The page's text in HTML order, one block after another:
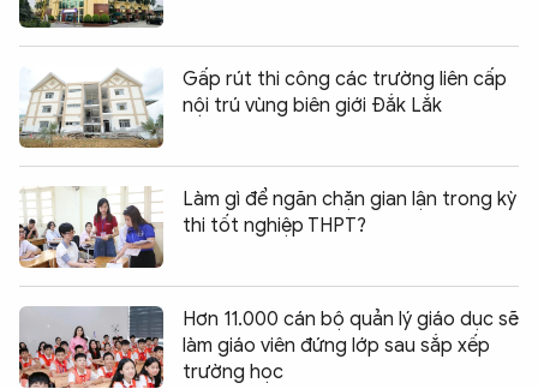
Gấp rút thi công các trường liên cấp
nội trú vùng biên giới Đắk Lắk
Làm gì để ngăn chặn gian lận trong kỳ
thi tốt nghiệp THPT?
Hơn 11.000 cán bộ quản lý giáo dục sẽ
làm giáo viên đứng lớp sau sắp xếp
trường học